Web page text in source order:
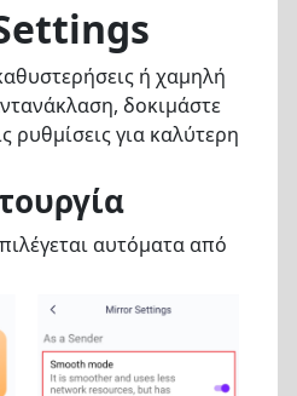
ή χαμηλή
δοκιμάστε
ρυθμίσεις για καλύτερη
αυτόματα από